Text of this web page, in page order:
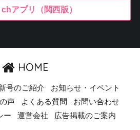
chアプリ（関西版）
HOME
号のご紹介
お知らせ・イベント
声 よくある質問
お問い合わせ
ー
運営会社 広告掲載のご案内